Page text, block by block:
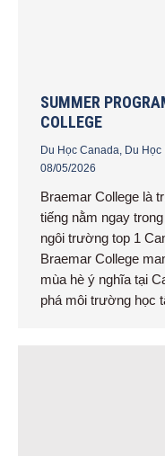
SUMMER
COLLEGE
Du Học Canada Du Học
08/05/2026
Braemar College là
tiếng nằm ngay
ngôi trường top 1
Braemar College
mùa hè ý nghĩa tại
phá môi trường học